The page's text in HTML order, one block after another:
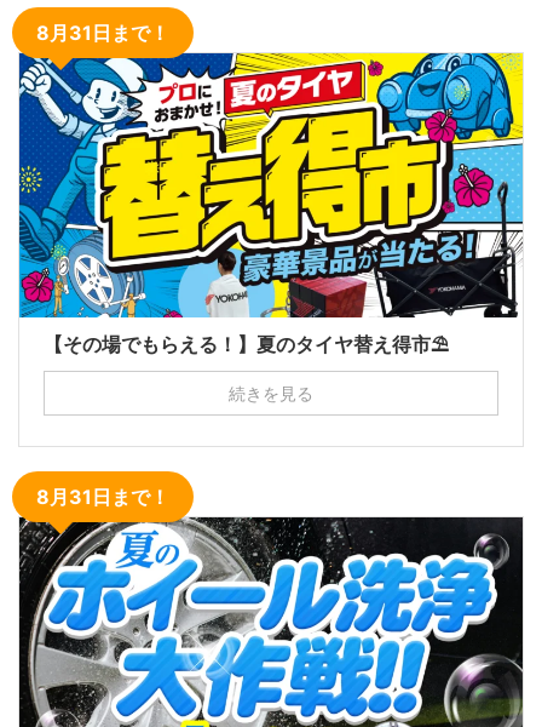
8月31日まで！
【その場でもらえる！】夏のタイヤ替え得市⛱
続きを見る
8月31日まで！